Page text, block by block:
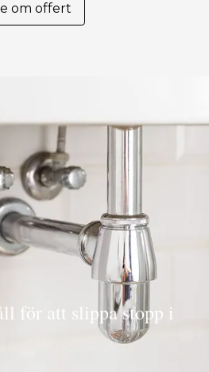
om offert
för att slippa stopp i